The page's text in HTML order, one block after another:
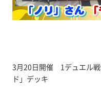
3月20日開催 1デュエル
ド」デッキ